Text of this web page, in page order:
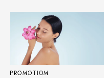
PROMOTIOM